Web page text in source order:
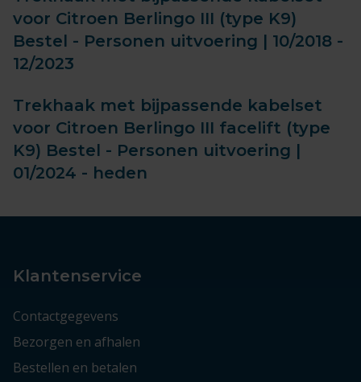
voor Citroen Berlingo III (type K9)
Bestel - Personen uitvoering | 10/2018 -
12/2023
Trekhaak met bijpassende kabelset
voor Citroen Berlingo III facelift (type
K9) Bestel - Personen uitvoering |
01/2024 - heden
Klantenservice
Contactgegevens
Bezorgen en afhalen
Bestellen en betalen